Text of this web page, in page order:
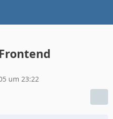
um 23:22